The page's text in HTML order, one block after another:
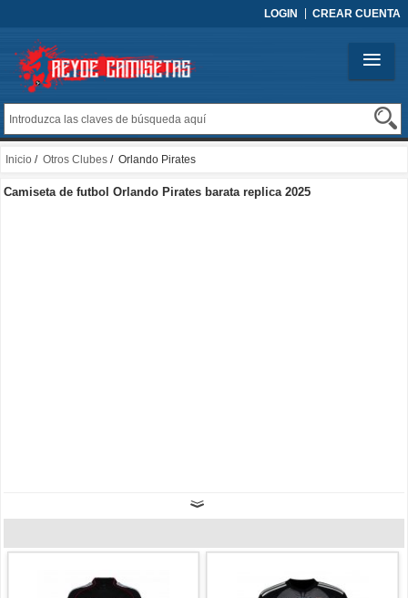
LOGIN CREAR CUENTA
Inicio / Otros Clubes / Orlando Pirates
Camiseta de futbol Orlando Pirates barata replica 2025